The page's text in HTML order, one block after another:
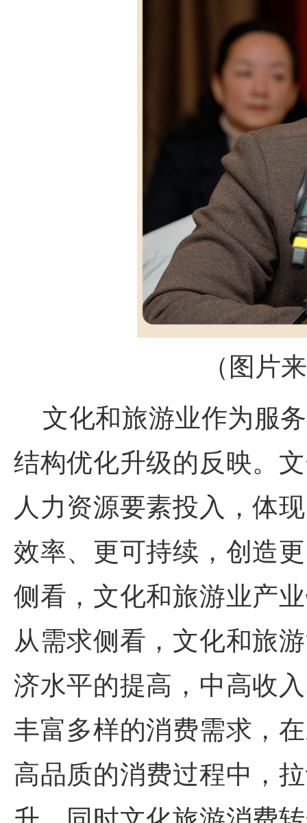
（图片
文化和旅游业作为服
结构优化升级的反映。
人力资源要素投入，体
效率、更可持续，创造
侧看，文化和旅游业产
从需求侧看，文化和旅
济水平的提高，中高收
丰富多样的消费需求，
高品质的消费过程中，